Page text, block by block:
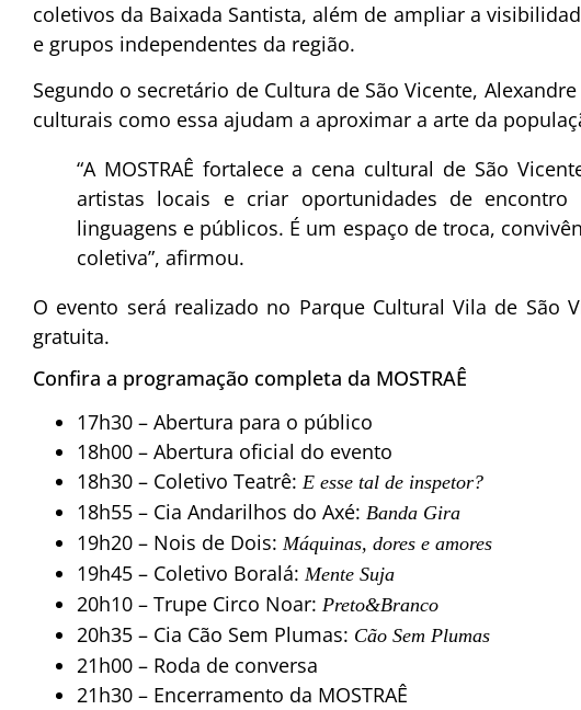
coletivos da Baixada Santista, além de ampliar a
e grupos independentes da região.
Segundo o secretário de Cultura de São Vicente,
culturais como essa ajudam a aproximar a arte da
“A MOSTRAÊ fortalece a cena cultural de São
artistas locais e criar oportunidades de encontro
linguagens e públicos. É um espaço de troca,
coletiva”, afirmou.
O evento será realizado no Parque CulturalVila de São
gratuita.
Confira a programação completa da MOSTRAÊ
17h30 – Abertura para o público
18h00 – Abertura oficial do evento
18h30 – Coletivo Teatrê: E esse tal de inspetor?
18h55 – Cia Andarilhos do Axé: Banda Gira
19h20 – Nois de Dois: Máquinas, dores e amores
19h45 – Coletivo Boralá: Mente Suja
20h10 – Trupe Circo Noar: Preto&Branco
20h35 – Cia Cão Sem Plumas: Cão Sem Plumas
21h00 – Roda de conversa
21h30 – Encerramento da MOSTRAÊ